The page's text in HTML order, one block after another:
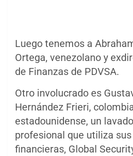
Luego tenemos a
Ortega, venezolano y
de Finanzas de PDVSA.
Otro involucrado es
Hernández Frieri,
estadounidense, un
profesional que utiliza
financieras, Global